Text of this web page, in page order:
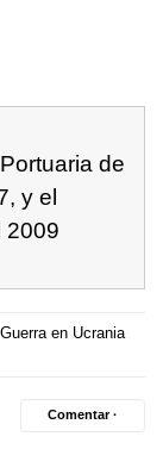
de
y el
2009
Guerra en Ucrania
Comentar ·